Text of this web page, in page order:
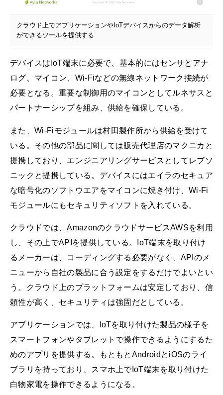
クラウド上でアプリケーションやIoTデバイスからのデータ解析
ができるツールを提供する
デバイスはIoT端末に必要で、基本的にはセンサとアナ
ログ、マイコン、Wi-Fiなどの無線ネットワーク接続が
必要となる。重要な制御用のマイコンとしてルネサスと
パートナーシップを組み、供給を確保している。
また、Wi-Fiモジュールは村田製作所から供給を受けて
いる。その他の部品に関しては販売代理店のマクニカと
提携しており、エンジニアリングサービスとしてレブソ
ニックと提携している。デバイスにはエイラのセキュア
な暗号化のソフトウエアをマイコンに焼き付け、Wi-Fi
モジュールにもセキュリティソフトを入れている。
クラウドでは、AmazonのクラウドサービスAWSを利用
し、その上でAPIを提供している。IoT端末を取り付け
るメーカーは、コーディングする必要がなく、APIのメ
ニューから自社の製品に合う設定をするだけでよいとい
う。クラウド上のプラットフォームは安定しており、信
頼性が高く、セキュリティは強固だとしている。
アプリケーションでは、IoTを取り付けた製品の様子を
スマートフォンやタブレットで操作できるようにするた
めのアプリを提供する。もともとAndroidとiOSのライ
ブラリを持っており、スマホ上でIoT端末を取り付けた
白物家電を操作できるようになる。